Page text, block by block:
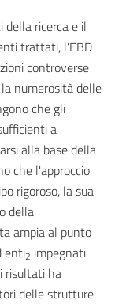
ricerca e il
trattati, l'EBD
controverse
numerosità delle
che gli
a
alla base della
che l'approccio
rigoroso, la sua
della
ampia al punto
enti2 impegnati
risultati ha
delle strutture